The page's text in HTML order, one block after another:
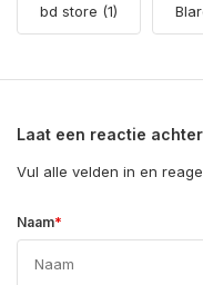
bd store (1)
Laat een reactie achter
Vul alle velden in en
Naam*